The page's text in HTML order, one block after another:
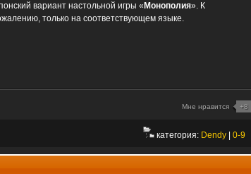
вариант настольной игры « Монополия». К
только на соответствующем языке.
Мне нравится +8
категория: Dendy 0-9